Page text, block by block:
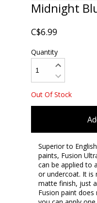
Midnight
C$6.99
Quantity
Out Of Stock
Superior to
paints, Fusion
can be applied to
or undercoat. It is
matte finish, just
Fusion paint